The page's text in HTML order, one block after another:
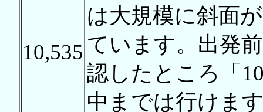
10,535
は大規模に斜面
ています。出発
認したところ「
中までは行けま